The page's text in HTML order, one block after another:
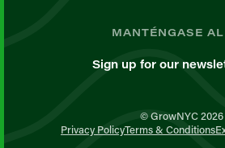
MANTÉNGASE
Sign up for our
© GrowNYC 2026
Privacy PolicyTerms & Conditions